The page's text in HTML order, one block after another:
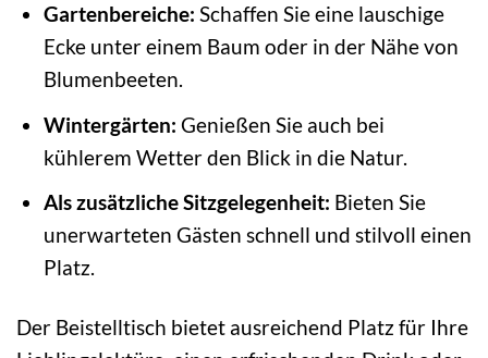
Gartenbereiche: Schaffen Sie eine lauschige
Ecke unter einem Baum oder in der Nähe von
Blumenbeeten.
Wintergärten: Genießen Sie auch bei
kühlerem Wetter den Blick in die Natur.
Als zusätzliche Sitzgelegenheit: Bieten Sie
unerwarteten Gästen schnell und stilvoll einen
Platz.
Der Beistelltisch bietet ausreichend Platz für Ihre